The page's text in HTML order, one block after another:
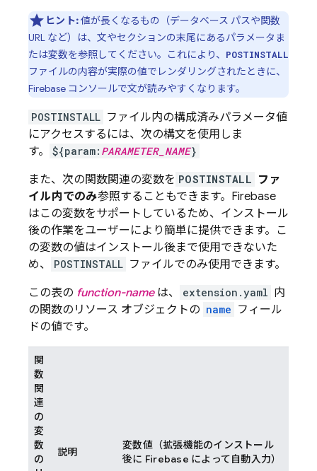
ヒント:値が長くなるもの（データベース パスや関数
URL など）は、文やセクションの末尾にあるパラメータま
たは変数を参照してください。これにより、
POSTINSTALL
ファイルの内容が実際の値でレンダリングされたときに、
Firebase コンソールで文が読みやすくなります。
POSTINSTALL ファイル内の構成済みパラメータ値
にアクセスするには、次の構文を使用しま
す。
${param: PARAMETER_NAME}
また、次の関数関連の変数を POSTINSTALL ファ
イル内でのみ参照することもできます。Firebase
はこの変数をサポートしているため、インストール
後の作業をユーザーにより簡単に提供できます。こ
の変数の値はインストール後まで使用できないた
め、
POSTINSTALL ファイルでのみ使用できます。
この表の function-nameは、 extension.yaml 内
の関数のリソース オブジェクトの name フィール
ドの値です。
関
数
関
連
の
変
数
の
説明
変数値（拡張機能のインストール
後に Firebase によって自動入力）